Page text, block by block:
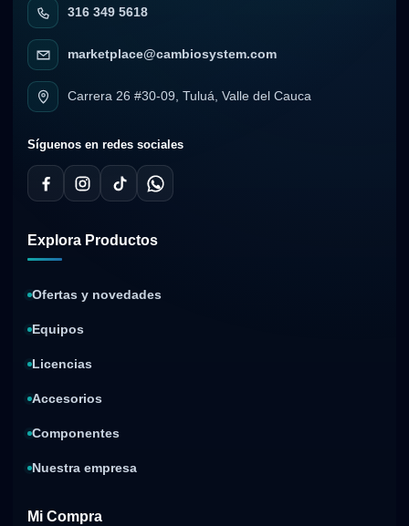
316 349 5618
marketplace@cambiosystem.com
Carrera 26 #30-09, Tuluá, Valle del Cauca
Síguenos en redes sociales
Explora Productos
Ofertas y novedades
Equipos
Licencias
Accesorios
Componentes
Nuestra empresa
Mi Compra